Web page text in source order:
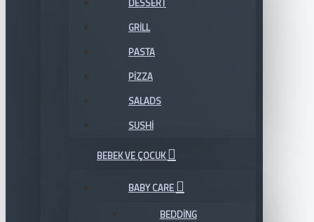
DESSERT
GRILL
PASTA
PIZZA
SALADS
SUSHI
BEBEK VE ÇOCUK
BABY CARE
BEDDING